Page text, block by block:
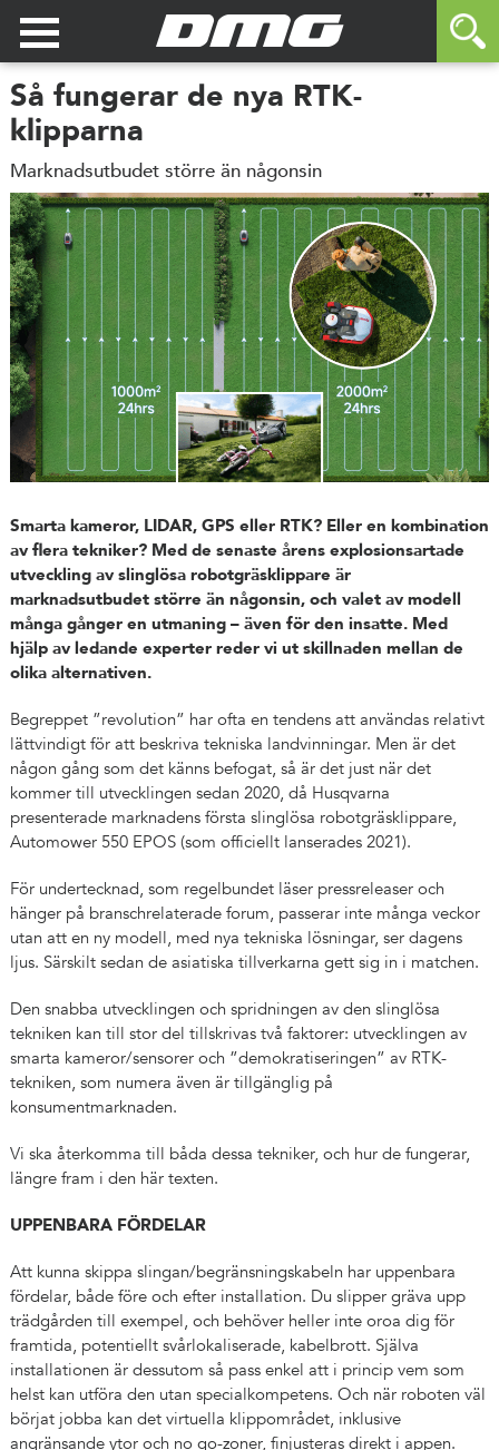
Så fungerar de nya RTK-
klipparna
Marknadsutbudet större än någonsin
Smarta kameror, LIDAR, GPS eller RTK? Eller en kombination
av flera tekniker? Med de senaste årens explosionsartade
utveckling av slinglösa robotgräsklippare är
marknadsutbudet större än någonsin, och valet av modell
många gånger en utmaning – även för den insatte. Med
hjälp av ledande experter reder vi ut skillnaden mellan de
olika alternativen.
Begreppet ”revolution” har ofta en tendens att användas relativt
lättvindigt för att beskriva tekniska landvinningar. Men är det
någon gång som det känns befogat, så är det just när det
kommer till utvecklingen sedan 2020, då Husqvarna
presenterade marknadens första slinglösa robotgräsklippare,
Automower 550 EPOS (som officiellt lanserades 2021).
För undertecknad, som regelbundet läser pressreleaser och
hänger på branschrelaterade forum, passerar inte många veckor
utan att en ny modell, med nya tekniska lösningar, ser dagens
ljus. Särskilt sedan de asiatiska tillverkarna gett sig in i matchen.
Den snabba utvecklingen och spridningen av den slinglösa
tekniken kan till stor del tillskrivas två faktorer: utvecklingen av
smarta kameror/sensorer och ”demokratiseringen” av RTK-
tekniken, som numera även är tillgänglig på
konsumentmarknaden.
Vi ska återkomma till båda dessa tekniker, och hur de fungerar,
längre fram i den här texten.
UPPENBARA FÖRDELAR
Att kunna skippa slingan/begränsningskabeln har uppenbara
fördelar, både före och efter installation. Du slipper gräva upp
trädgården till exempel, och behöver heller inte oroa dig för
framtida, potentiellt svårlokaliserade, kabelbrott. Själva
installationen är dessutom så pass enkel att i princip vem som
helst kan utföra den utan specialkompetens. Och när roboten väl
börjat jobba kan det virtuella klippområdet, inklusive
angränsande ytor och no go-zoner, finjusteras direkt i appen.